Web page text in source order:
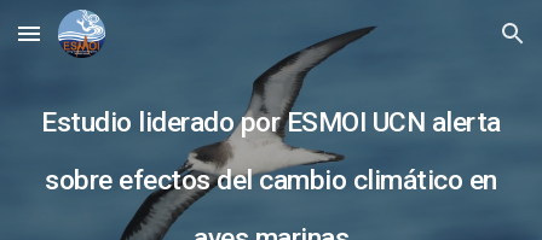
Skip to main content Skip to navigation
Estudio liderado por ESMOI UCN alerta
sobre efectos del cambio climático en